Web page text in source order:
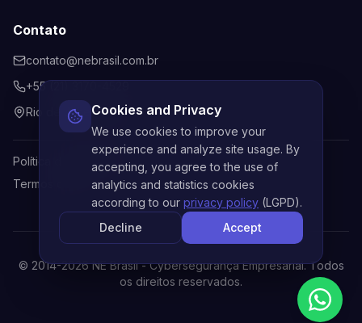
Contato
contato@nebrasil.com.br
+55 (21) 3170-4529
Rio de Janeiro, Brasil
Política de Privacidade
Termos de Uso
© 2014-2026NE Brasil - Cybersegurança Empresarial. Todos
os direitos reservados.
Cookies and Privacy
We use cookies to improve your
experience and analyze site usage. By
accepting, you agree to the use of
analytics and statistics cookies
according to our privacy policy (LGPD).
Decline
Accept